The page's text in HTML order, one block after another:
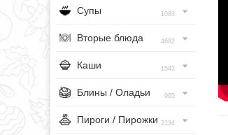
Супы 1083
Вторые блюда 4682
Каши 1543
Блины / Оладьи 965
Пироги / Пирожки 2134